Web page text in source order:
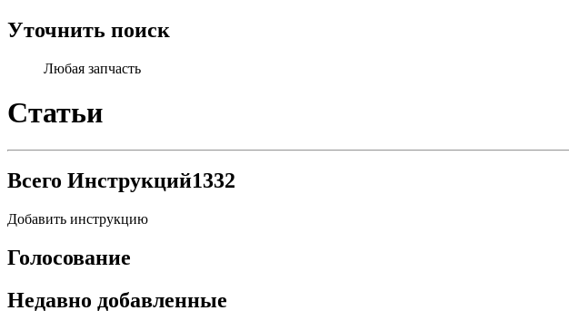
Уточнить поиск
Любая запчасть
Статьи
Всего Инструкций1332
Добавить инструкцию
Голосование
Недавно добавленные